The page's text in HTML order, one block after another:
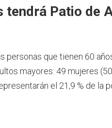
Patio de
personas que tienen 60
mayores: 49 mujeres
el 21,9 % de la